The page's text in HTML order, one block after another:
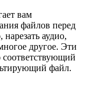
вам
файлов перед
аудио,
другое. Эти
соответствующий
файл.